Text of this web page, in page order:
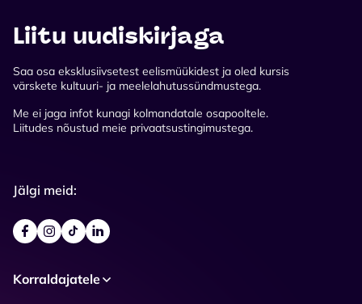
Liitu uudiskirjaga
Saa osa eksklusiivsetest eelismüükidest ja oled kursis
värskete kultuuri- ja meelelahutussündmustega.
Me ei jaga infot kunagi kolmandatale osapooltele.
Liitudes nõustud meie privaatsustingimustega.
Jälgi meid:
Korraldajatele